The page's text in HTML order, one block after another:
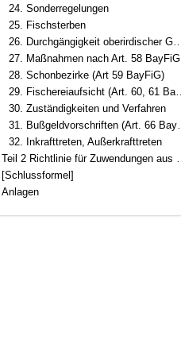
24. Sonderregelungen
25. Fischsterben
26. Durchgängigkeit oberirdischer Gewässer, Fischwege und Nutzung von Wasserkraft
27. Maßnahmen nach Art. 58 BayFiG
28. Schonbezirke (Art 59 BayFiG)
29. Fischereiaufsicht (Art. 60, 61 BayFiG, §§ 30, 31 AVBayFiG)
30. Zuständigkeiten und Verfahren
31. Bußgeldvorschriften (Art. 66 BayFiG)
32. Inkrafttreten, Außerkrafttreten
Bereich erweitern
Teil 2 Richtlinie für Zuwendungen aus der Fischereiabgabe (Fischereiabgaberichtlinie – FiAbgaR)Az. L4-7997.2-1/102
[Schlussformel]
Anlagen